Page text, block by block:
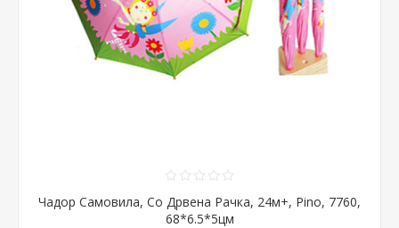
Чадор Самовила, Со Дрвена Рачка, 24м+, Pino, 7760,
68*6.5*5цм